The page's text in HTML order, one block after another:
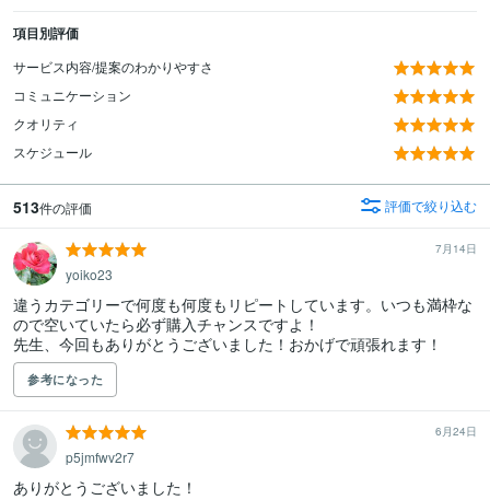
項目別評価
サービス内容/提案のわかりやすさ
コミュニケーション
クオリティ
スケジュール
513件の評価 評価で絞り込む
7月14日
yoiko23
違うカテゴリーで何度も何度もリピートしています。いつも満枠な
ので空いていたら必ず購入チャンスですよ！
先生、今回もありがとうございました！おかげで頑張れます！
参考になった
6月24日
p5jmfwv2r7
ありがとうございました！